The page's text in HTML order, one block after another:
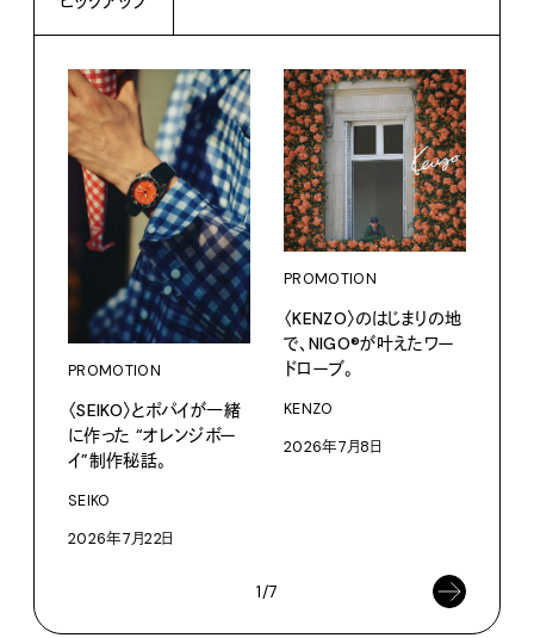
PROMOTION
〈SEIKO〉とポパイが一緒
に作った “オレンジボー
イ”制作秘話。
SEIKO
2026年7月22日
PROMOTION
〈KENZO〉のはじまりの地
で、NIGO®が叶えたワー
ドローブ。
KENZO
2026年7月8日
1/7